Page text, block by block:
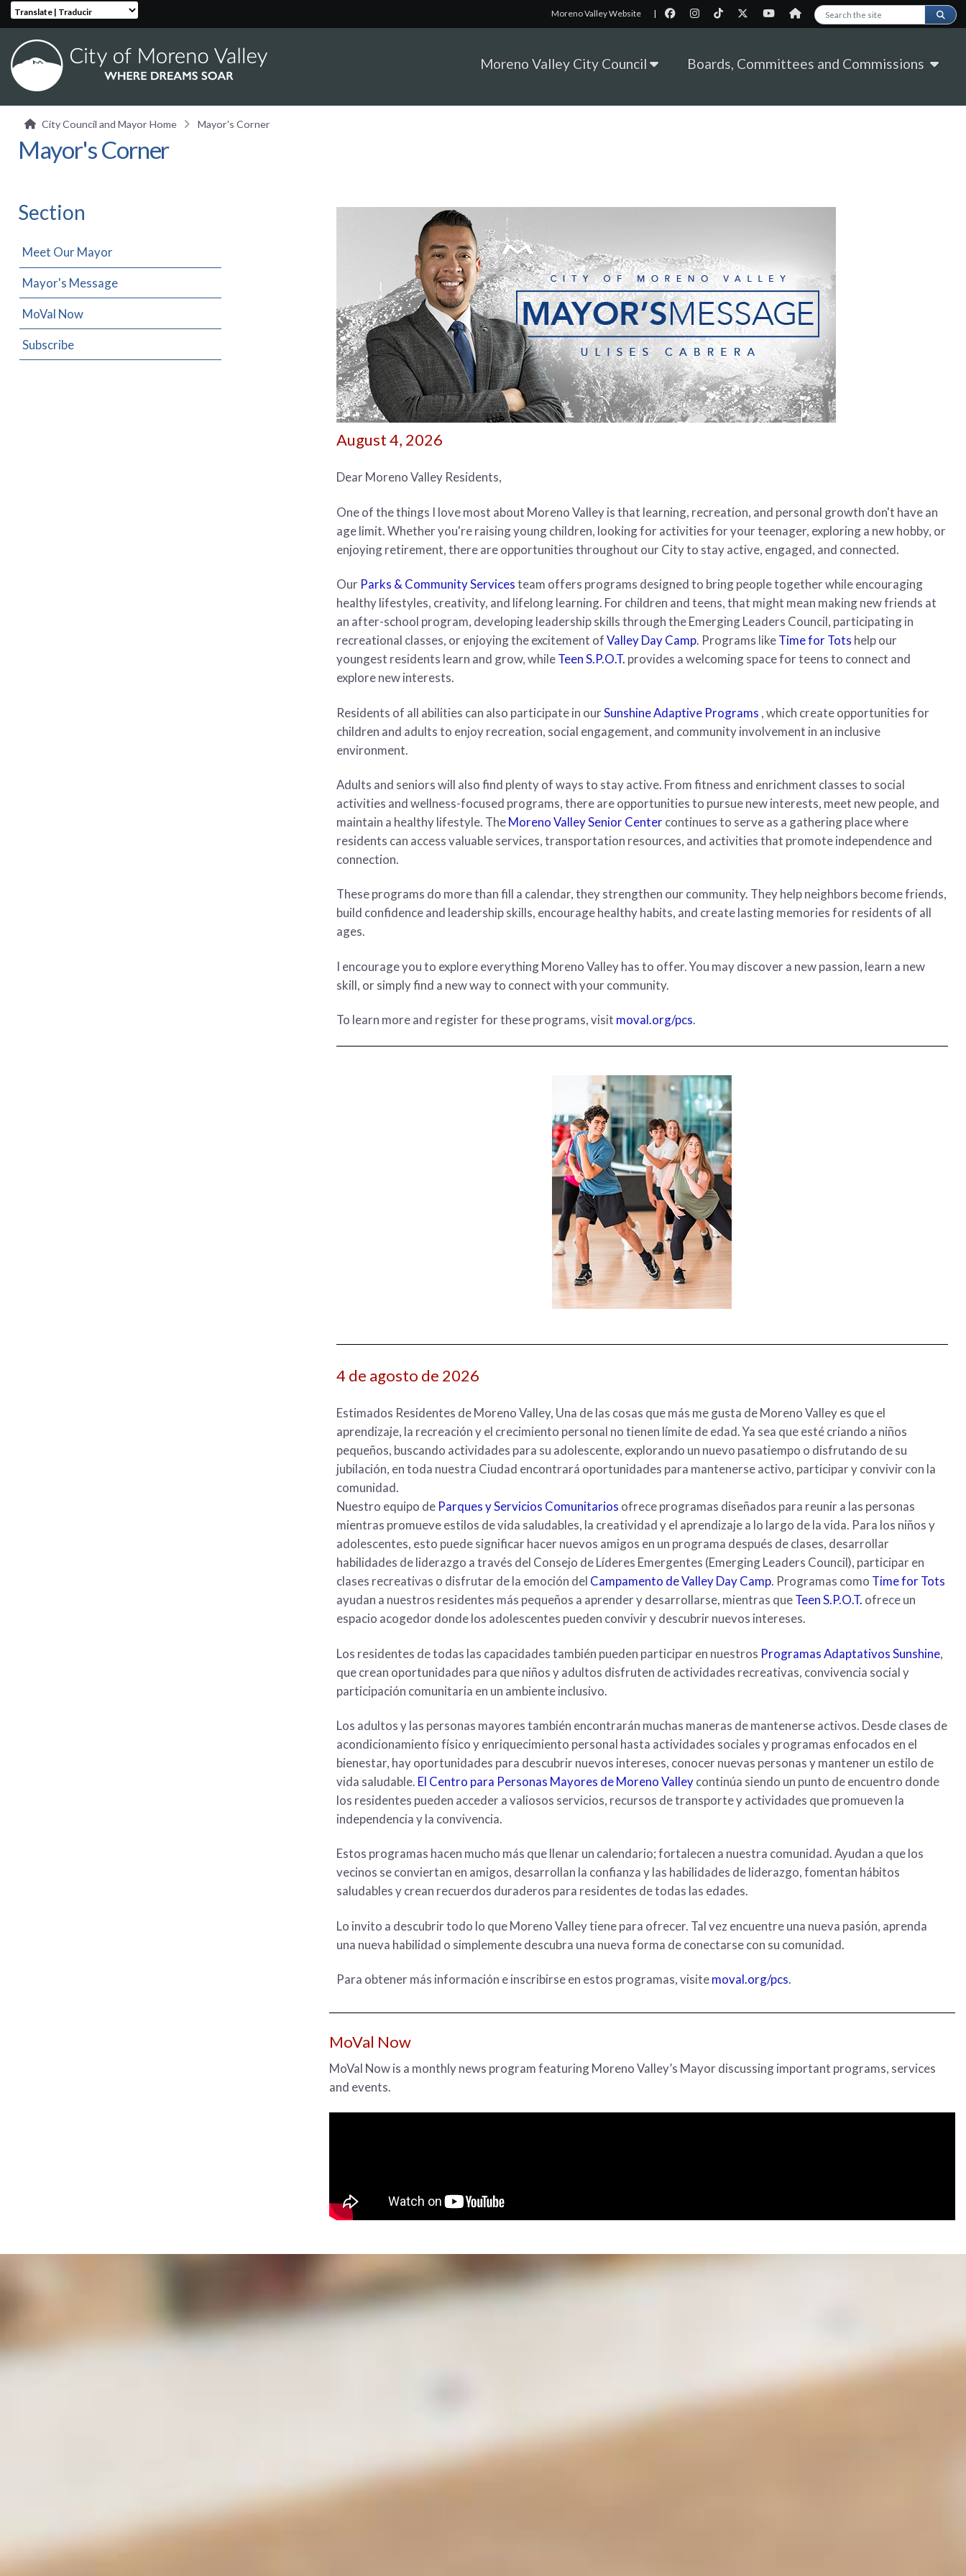
Translate | Traducir
Search this site
Moreno Valley Website |
Moreno Valley City Council Boards, Committees and Commissions
City Council and Mayor Home Mayor's Corner
Mayor's Corner
Mayor's Message
August 4, 2026
Dear Moreno Valley Residents,
One of the things I love most about Moreno Valley is that learning, recreation, and personal growth don't have an
age limit. Whether you're raising young children, looking for activities for your teenager, exploring a new hobby, or
enjoying retirement, there are opportunities throughout our City to stay active, engaged, and connected.
Our Parks & Community Servicesteam offers programs designed to bring people together while encouraging
healthy lifestyles, creativity, and lifelong learning. For children and teens, that might mean making new friends at
an after-school program, developing leadership skills through the Emerging Leaders Council, participating in
recreational classes, or enjoying the excitement ofValley Day Camp. Programs likeTime for Tots help our
youngest residents learn and grow, whileTeen S.P.O.T. provides a welcoming space for teens to connect and
explore new interests.
Residents of all abilities can also participate in ourSunshine Adaptive Programs , which create opportunities for
children and adults to enjoy recreation, social engagement, and community involvement in an inclusive
environment.
Adults and seniors will also find plenty of ways to stay active. From fitness and enrichment classes to social
activities and wellness-focused programs, there are opportunities to pursue new interests, meet new people, and
maintain a healthy lifestyle. TheMoreno Valley Senior Centercontinues to serve as a gathering place where
residents can access valuable services, transportation resources, and activities that promote independence and
connection.
These programs do more than fill a calendar, they strengthen our community. They help neighbors become friends,
build confidence and leadership skills, encourage healthy habits, and create lasting memories for residents of all
ages.
I encourage you to explore everything Moreno Valley has to offer. You may discover a new passion, learn a new
skill, or simply find a new way to connect with your community.
To learn more and register for these programs, visit moval.org/pcs.
4 de agosto de 2026
Estimados Residentes de Moreno Valley, Una de las cosas que más me gusta de Moreno Valley es que el
aprendizaje, la recreación y el crecimiento personal no tienen límite de edad. Ya sea que esté criando a niños
pequeños, buscando actividades para su adolescente, explorando un nuevo pasatiempo o disfrutando de su
jubilación, en toda nuestra Ciudad encontrará oportunidades para mantenerse activo, participar y convivir con la
comunidad.
Nuestro equipo de Parques y Servicios Comunitarios ofrece programas diseñados para reunir a las personas
mientras promueve estilos de vida saludables, la creatividad y el aprendizaje a lo largo de la vida. Para los niños y
adolescentes, esto puede significar hacer nuevos amigos en un programa después de clases, desarrollar
habilidades de liderazgo a través del Consejo de Líderes Emergentes (Emerging Leaders Council), participar en
clases recreativas o disfrutar de la emoción del Campamento de Valley Day Camp. Programas como Time for Tots
ayudan a nuestros residentes más pequeños a aprender y desarrollarse, mientras queTeen S.P.O.T. ofrece un
espacio acogedor donde los adolescentes pueden convivir y descubrir nuevos intereses.
Los residentes de todas las capacidades también pueden participar en nuestros Programas Adaptativos Sunshine,
que crean oportunidades para que niños y adultos disfruten de actividades recreativas, convivencia social y
participación comunitaria en un ambiente inclusivo.
Los adultos y las personas mayores también encontrarán muchas maneras de mantenerse activos. Desde clases de
acondicionamiento físico y enriquecimiento personal hasta actividades sociales y programas enfocados en el
bienestar, hay oportunidades para descubrir nuevos intereses, conocer nuevas personas y mantener un estilo de
vida saludable. El Centro para Personas Mayores de Moreno Valleycontinúa siendo un punto de encuentro donde
los residentes pueden acceder a valiosos servicios, recursos de transporte y actividades que promueven la
independencia y la convivencia.
Estos programas hacen mucho más que llenar un calendario; fortalecen a nuestra comunidad. Ayudan a que los
vecinos se conviertan en amigos, desarrollan la confianza y las habilidades de liderazgo, fomentan hábitos
saludables y crean recuerdos duraderos para residentes de todas las edades.
Lo invito a descubrir todo lo que Moreno Valley tiene para ofrecer. Tal vez encuentre una nueva pasión, aprenda
una nueva habilidad o simplemente descubra una nueva forma de conectarse con su comunidad.
Para obtener más información e inscribirse en estos programas, visitemoval.org/pcs.
MoVal Now
MoVal Now is a monthly news program featuring Moreno Valley’s Mayor discussing important programs, services
and events.
Section
Meet Our Mayor
Mayor's Message
MoVal Now
Subscribe